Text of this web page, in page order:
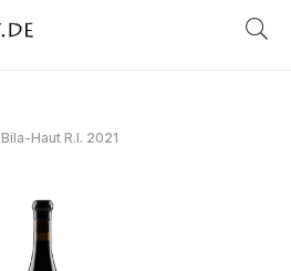
Bila-Haut R.I. 2021